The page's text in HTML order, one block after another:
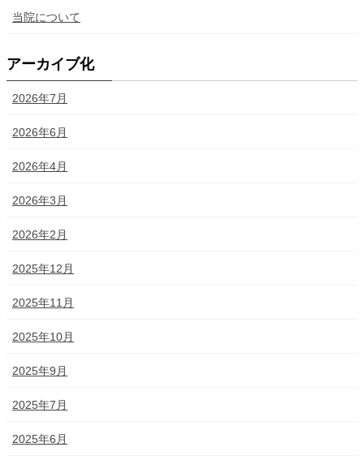
当院について
アーカイブ化
2026年7月
2026年6月
2026年4月
2026年3月
2026年2月
2025年12月
2025年11月
2025年10月
2025年9月
2025年7月
2025年6月